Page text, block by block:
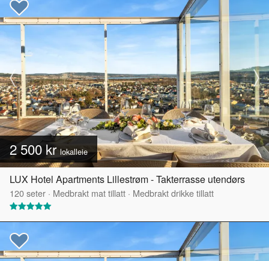
2 500 krlokalleie
LUX Hotel Apartments Lillestrøm - Takterrasse utendørs
120seter · Medbrakt mat tillatt · Medbrakt drikke tillatt